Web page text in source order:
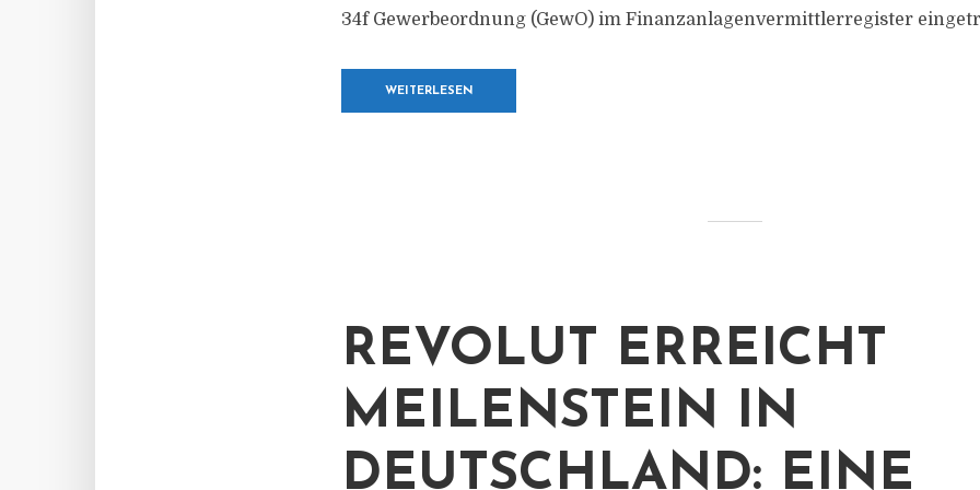
34f Gewerbeordnung (GewO) im Finanzanlagenvermittlerregister
WEITERLESEN
REVOLUT ERREICHT
MEILENSTEIN IN
DEUTSCHLAND: EINE